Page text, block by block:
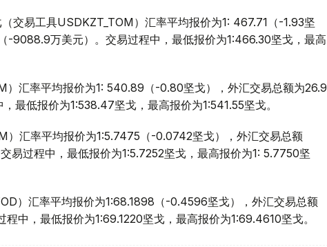
交易工具USDKZT_TOM）汇率平均报价为1: 467.71（-1.93坚
-9088.9万美元）。交易过程中，最低报价为1:466.30坚戈，最高
）汇率平均报价为1: 540.89（-0.80坚戈），外汇交易总额为26.9
最低报价为1:538.47坚戈，最高报价为1:541.55坚戈。
）汇率平均报价为1:5.7475（-0.0742坚戈），外汇交易总额
易过程中，最低报价为1:5.7252坚戈，最高报价为1: 5.7750坚
）汇率平均报价为1:68.1898（-0.4596坚戈），外汇交易总额
中，最低报价为1:69.1220坚戈，最高报价为1:69.4610坚戈。